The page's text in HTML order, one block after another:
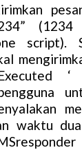
(1234
script).
‘
waktu